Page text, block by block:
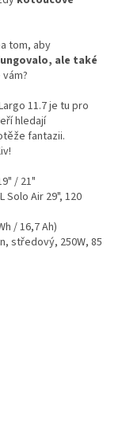
tom, aby
ale také
11.7 je tu pro
hledají
fantazii.
/ 21"
Solo Air 29", 120
/ 16,7 Ah)
středový, 250W, 85